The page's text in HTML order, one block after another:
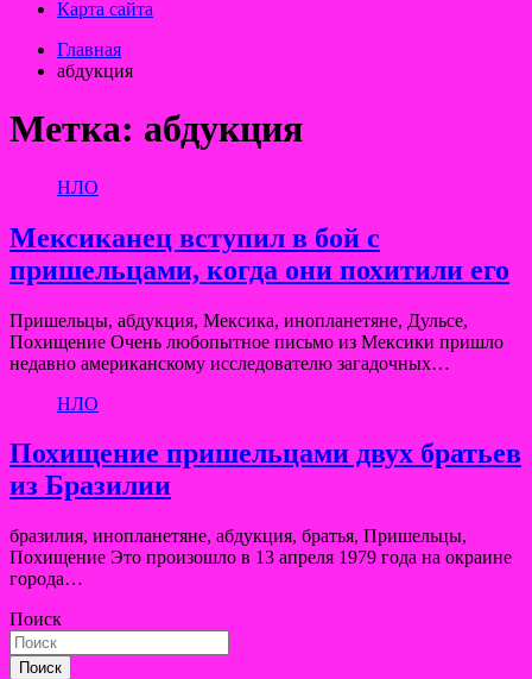
Карта сайта
Главная
абдукция
Метка: абдукция
НЛО
Мексиканец вступил в бой с
пришельцами, когда они похитили его
Пришельцы, абдукция, Мексика, инопланетяне, Дульсе,
Похищение Очень любопытное письмо из Мексики пришло
недавно американскому исследователю загадочных…
НЛО
Похищение пришельцами двух братьев
из Бразилии
бразилия, инопланетяне, абдукция, братья, Пришельцы,
Похищение Это произошло в 13 апреля 1979 года на окраине
города…
Поиск
Поиск